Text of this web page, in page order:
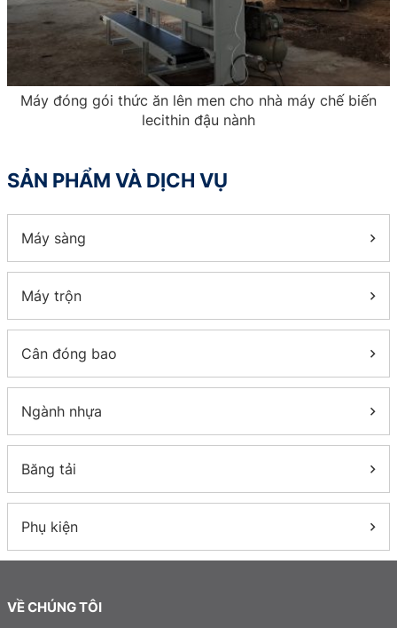
Máy đóng gói thức ăn lên men cho nhà máy chế biến
lecithin đậu nành
SẢN PHẨM VÀ DỊCH VỤ
Máy sàng
Máy trộn
Cân đóng bao
Ngành nhựa
Băng tải
Phụ kiện
VỀ CHÚNG TÔI